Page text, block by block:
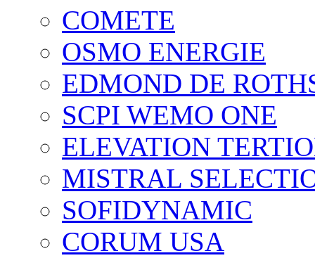
COMETE
OSMO ENERGIE
EDMOND DE
SCPI WEMO ONE
ELEVATION
MISTRAL
SOFIDYNAMIC
CORUM USA